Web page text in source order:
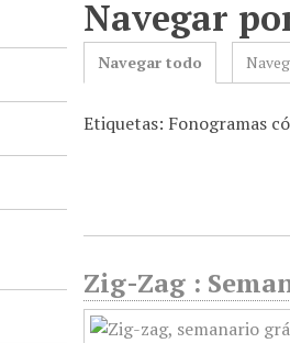
Navegar
Navegar todo
Etiquetas: Fonogramas
Zig-Zag :